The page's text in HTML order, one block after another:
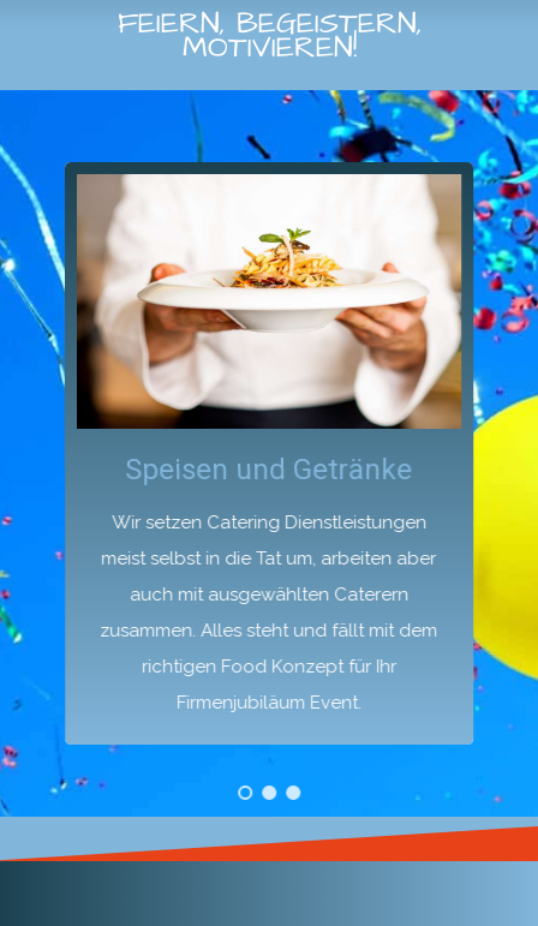
FEIERN, BEGEISTERN,
MOTIVIEREN!​
Speisen und Getränke
Wir setzen Catering Dienstleistungen
meist selbst in die Tat um, arbeiten aber
auch mit ausgewählten Caterern
zusammen. Alles steht und fällt mit dem
richtigen Food Konzept für Ihr
Firmenjubiläum Event.